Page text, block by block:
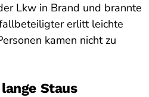
Lkw in Brand und brannte
erlitt leichte
kamen nicht zu
Staus